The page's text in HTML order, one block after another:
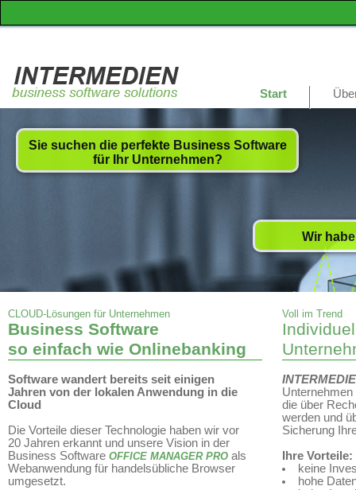
Sie suchen die perfekte Business Software
für Ihr Unternehmen?
Wir
Start
CLOUD-Lösungen für Unternehmen
Business Software
so einfach wie Onlinebanking
Software wandert bereits seit einigen
Jahren von der lokalen Anwendung in die
Cloud
Die Vorteile dieser Technologie haben wir vor
20 Jahren erkannt und unsere Vision in der
Business Software OFFICE MANAGER PRO als
Webanwendung für handelsübliche Browser
umgesetzt.
Voll im Trend
die über
werden und
Sicherung
Ihre Vorteile:
keine
hohe